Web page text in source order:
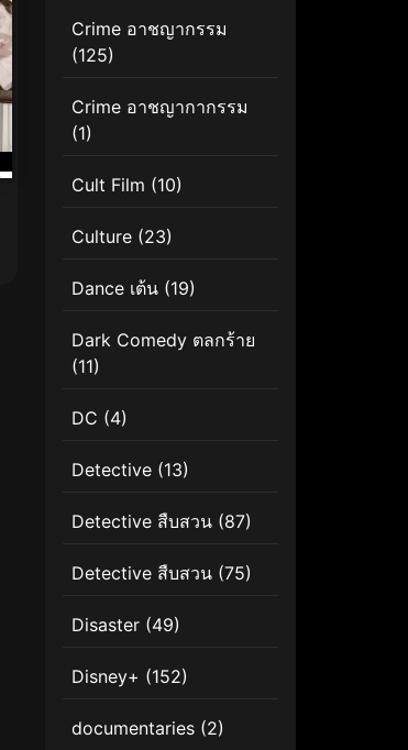
Crime อาชญากรรม
(125)
Crime อาชญากากรรม
(1)
Cult Film (10)
Culture (23)
Dance เต้น (19)
Dark Comedy ตลกร้าย
(11)
DC (4)
Detective (13)
Detective สืบสวน (87)
Detective สืบสวน (75)
Disaster (49)
Disney+ (152)
documentaries (2)